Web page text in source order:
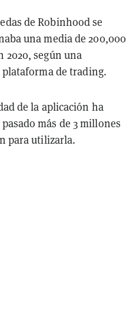
de Robinhood se
una media de 200,000
2020, según una
plataforma de trading.
de la aplicación ha
más de 3 millones
para utilizarla.